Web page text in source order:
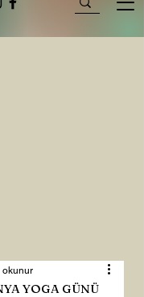
YOGA GÜNÜ
okunur